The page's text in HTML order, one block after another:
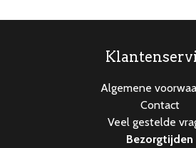
Algemene
Contact
Veel gestelde
Bezorgtijden